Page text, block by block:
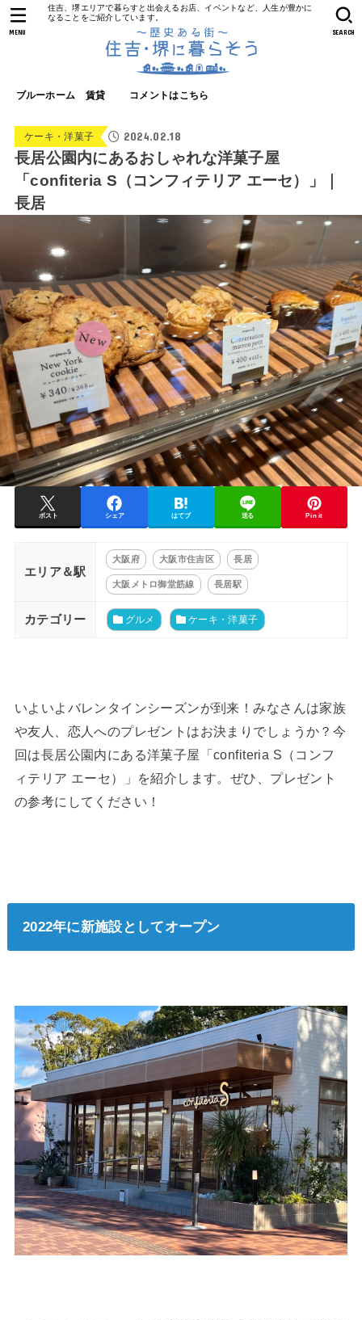
住吉、堺エリアで暮らすと出会えるお店、イベントなど、人生が豊かに
なることをご紹介しています。
ブルーホーム 賃貸 コメントはこちら
SEARCH
MENU
ケーキ・洋菓子 2024.02.18
長居公園内にあるおしゃれな洋菓子屋
「confiteria S（コンフィテリア エーセ）」｜
長居
ポスト シェア はてブ 送る Pin it
エリア＆駅
大阪府 大阪市住吉区 長居
大阪メトロ御堂筋線 長居駅
カテゴリー グルメ ケーキ・洋菓子
いよいよバレンタインシーズンが到来！みなさんは家族
や友人、恋人へのプレゼントはお決まりでしょうか？今
回は長居公園内にある洋菓子屋「confiteria S（コンフ
ィテリア エーセ）」を紹介します。ぜひ、プレゼント
の参考にしてください！
2022年に新施設としてオープン